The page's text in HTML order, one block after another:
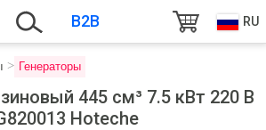
B2B RU
Генераторы
445 см³ 7.5 кВт 220 В
Hoteche